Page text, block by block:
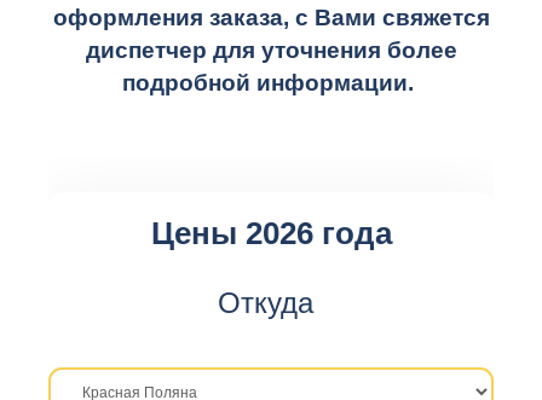
оформления заказа, с Вами свяжется
диспетчер для уточнения более
подробной информации.
Цены 2026 года
Откуда